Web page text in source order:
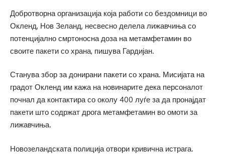
Добротворна организација која работи со бездомници во
Окленд, Нов Зеланд, несвесно делела лижавчиња со
потенцијално смртоносна доза на метамфетамин во
своите пакети со храна, пишува Гардијан.
Станува збор за донирани пакети со храна. Мисијата на
градот Окленд им кажа на новинарите дека персоналот
почнал да контактира со околу 400 луѓе за да пронајдат
пакети што содржат дрога метамфетамин во омоти за
лижавчиња.
Новозеландската полиција отвори кривична истрага.